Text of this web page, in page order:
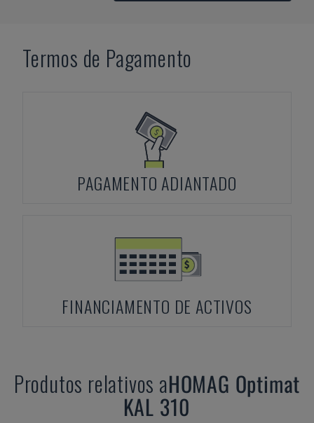
Termos de Pagamento
PAGAMENTO ADIANTADO
FINANCIAMENTO DE ACTIVOS
Produtos relativos aHOMAG Optimat
KAL 310